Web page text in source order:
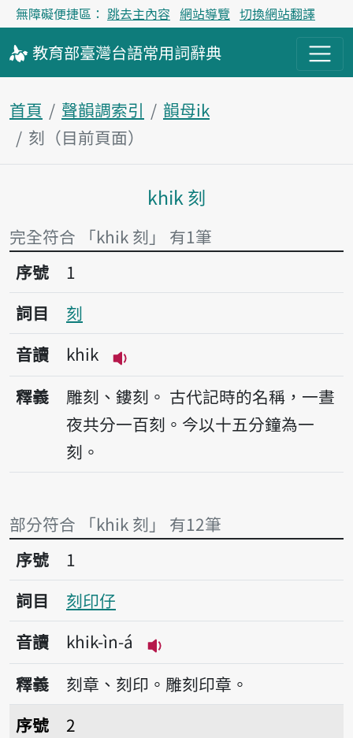
無障礙便捷區： 跳去主內容 網站導覽 切換網站翻譯
教育部臺灣台語常用詞辭典
首頁 聲韻調索引
韻母ik
刻（目前頁面）
主內容區塊
khik 刻
完全符合 「khik 刻」 有1筆
序號1刻
序號
1
詞目
刻
音讀
khik
播放音讀khik
釋義 雕刻、鏤刻。 古代記時的名稱，一晝
夜共分一百刻。今以十五分鐘為一
刻。
部分符合 「khik 刻」 有12筆
序號1刻印仔
序號
1
詞目
刻印仔
音讀
khik-ìn-á
播放音讀khik-ìn-á
釋義
刻章、刻印。雕刻印章。
序號2時時刻刻
序號
2